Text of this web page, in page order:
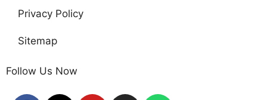
Privacy Policy
Sitemap
Follow Us Now